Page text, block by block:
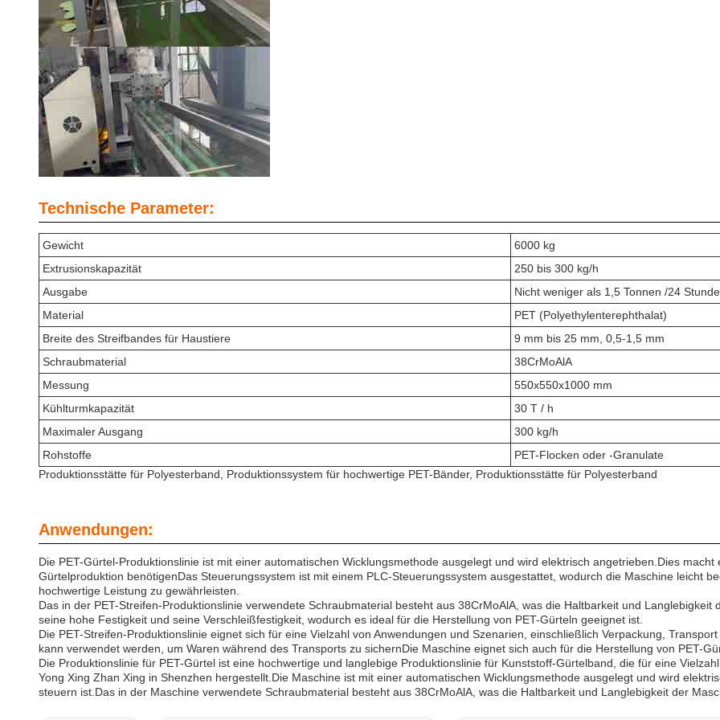
Technische Parameter:
Gewicht
6000 kg
Extrusionskapazität
250 bis 300 kg/h
Ausgabe
Nicht weniger als 1,5 Tonnen /24
Material
PET (Polyethylenterephthalat)
Breite des Streifbandes für Haustiere
9 mm bis 25 mm, 0,5-1,5 mm
Schraubmaterial
38CrMoAlA
Messung
550x550x1000 mm
Kühlturmkapazität
30 T / h
Maximaler Ausgang
300 kg/h
Rohstoffe
PET-Flocken oder -Granulate
Produktionsstätte für Polyesterband, Produktionssystem für hochwertige PET-Bänder, Produktionsstätte für Polyesterband
Anwendungen:
Die PET-Gürtel-Produktionslinie ist mit einer automatischen Wicklungsmethode ausgelegt und wird elektrisch angetrieben.Dies
Gürtelproduktion benötigenDas Steuerungssystem ist mit einem PLC-Steuerungssystem ausgestattet, wodurch die Maschine leicht
hochwertige Leistung zu gewährleisten.
Das in der PET-Streifen-Produktionslinie verwendete Schraubmaterial besteht aus 38CrMoAlA, was die Haltbarkeit und
seine hohe Festigkeit und seine Verschleißfestigkeit, wodurch es ideal für die Herstellung von PET-Gürteln geeignet ist.
Die PET-Streifen-Produktionslinie eignet sich für eine Vielzahl von Anwendungen und Szenarien, einschließlich Verpackung,
kann verwendet werden, um Waren während des Transports zu sichernDie Maschine eignet sich auch für die Herstellung von PET-
Die Produktionslinie für PET-Gürtel ist eine hochwertige und langlebige Produktionslinie für Kunststoff-Gürtelband, die für eine
Yong Xing Zhan Xing in Shenzhen hergestellt.Die Maschine ist mit einer automatischen Wicklungsmethode ausgelegt und wird
steuern ist.Das in der Maschine verwendete Schraubmaterial besteht aus 38CrMoAlA, was die Haltbarkeit und Langlebigkeit der